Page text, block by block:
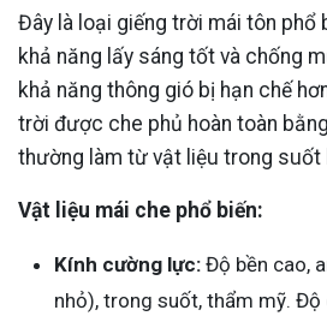
Đây là loại giếng trời mái tôn phổ
khả năng lấy sáng tốt và chống
khả năng thông gió bị hạn chế
trời được che phủ hoàn toàn
thường làm từ vật liệu trong
Vật liệu mái che phổ biến:
Kính cường lực: Độ bền cao,
nhỏ), trong suốt, thẩm mỹ.